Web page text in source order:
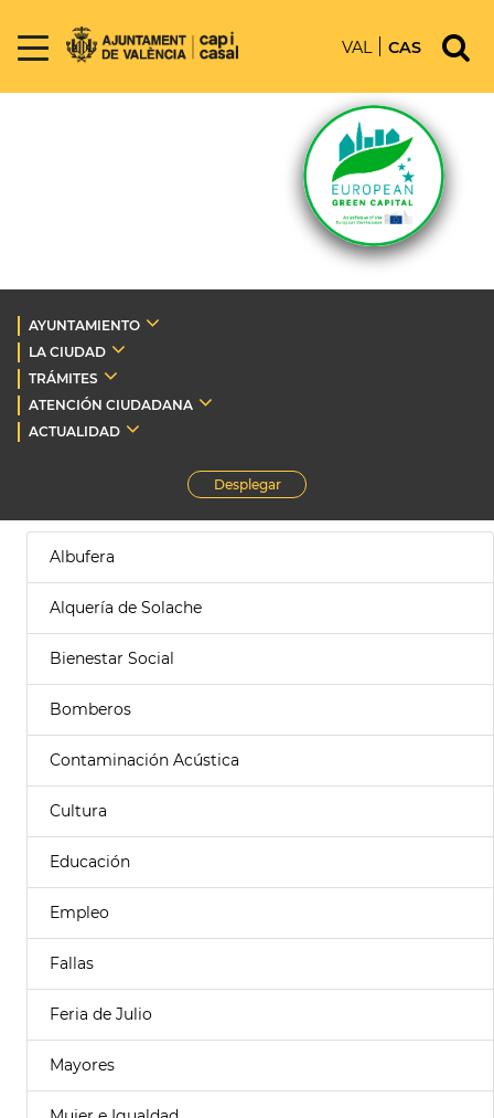
VAL CAS
AYUNTAMIENTO
LA CIUDAD
TRÁMITES
ATENCIÓN CIUDADANA
ACTUALIDAD
Desplegar
Albufera
Alquería de Solache
Bienestar Social
Bomberos
Contaminación Acústica
Cultura
Educación
Empleo
Fallas
Feria de Julio
Mayores